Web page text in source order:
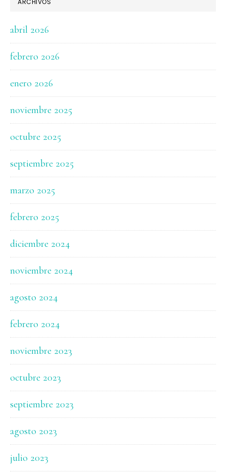
ARCHIVOS
abril 2026
febrero 2026
enero 2026
noviembre 2025
octubre 2025
septiembre 2025
marzo 2025
febrero 2025
diciembre 2024
noviembre 2024
agosto 2024
febrero 2024
noviembre 2023
octubre 2023
septiembre 2023
agosto 2023
julio 2023